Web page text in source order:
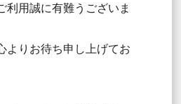
利用誠に有難うございま
よりお待ち申し上げてお